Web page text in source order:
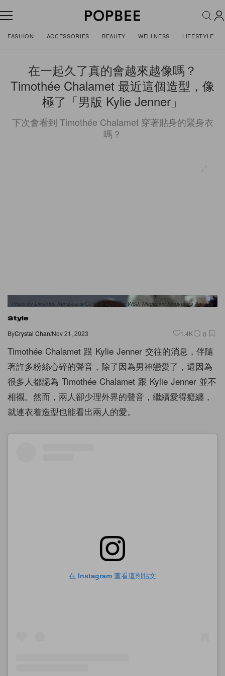
FASHION ACCESSORIES BEAUTY WELLNESS LIFESTYLE
在一起久了真的會越來越像嗎？
Timothée Chalamet 最近這個造型，像
極了「男版 Kylie Jenner」
下次會看到 Timothée Chalamet 穿著貼身的緊身衣
嗎？
Photo by Dimitrios Kambouris/Getty Images for WSJ. Magazine Innovators Awards
Style
ByCrystal Chan/Nov 21, 2023 1.4K 0
Timothée Chalamet 跟 Kylie Jenner 交往的消息，伴隨
著許多粉絲心碎的聲音，除了因為男神戀愛了，還因為
很多人都認為 Timothée Chalamet 跟 Kylie Jenner 並不
相襯。然而，兩人卻少理外界的聲音，繼續愛得癡纏，
就連衣着造型也能看出兩人的愛。
在 Instagram 查看這則貼文